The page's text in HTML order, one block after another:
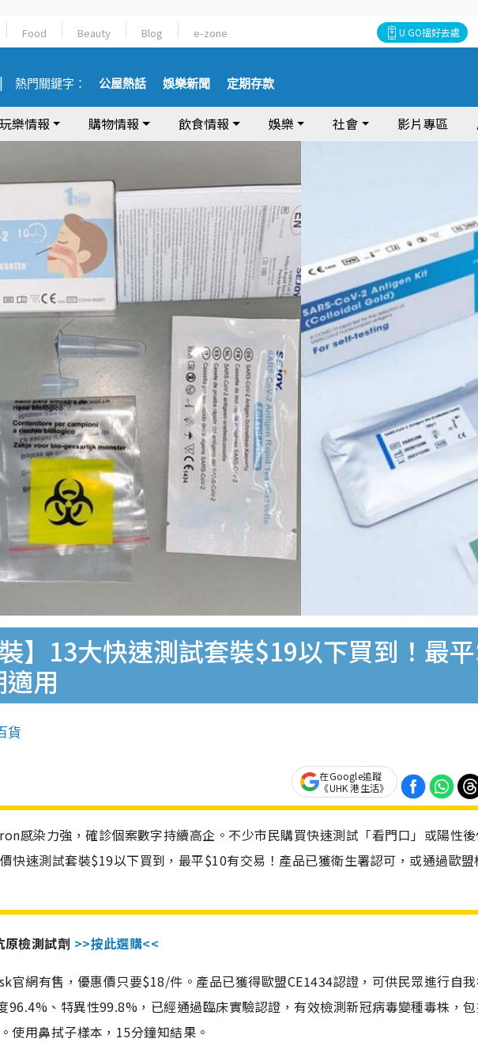
Food Beauty Blog e-zone U GO搵好去處
熱門關鍵字： 公屋熱話 娛樂新聞 定期存款
玩樂情報 購物情報 飲食情報 娛樂 社會 影片專區
裝】13大快速測試套裝$19以下買到！最
用
貨
在Google追蹤
《UHK 港生活》
感染力強，確診個案數字持續高企。不少市民購買快速測試「看門口」或陽性
快速測試套裝$19以下買到，最平$10有交易！產品已獲衛生署認可，或通過歐盟
原檢測試劑 >>按此選購<<
官網有售，優惠價只要$18/件。產品已獲得歐盟CE1434認證，可供民眾進行自
96.4%、特異性99.8%，已經通過臨床實驗認證，有效檢測新冠病毒變種毒株，
用鼻拭子樣本，15分鐘知結果。